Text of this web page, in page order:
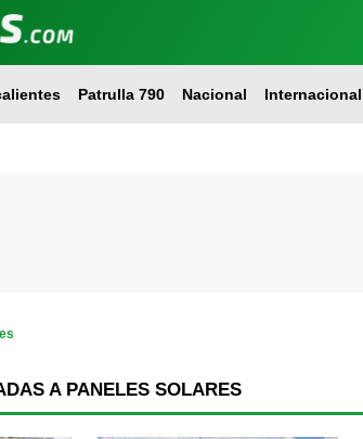
Patrulla 790 Nacional Internacional
A PANELES SOLARES